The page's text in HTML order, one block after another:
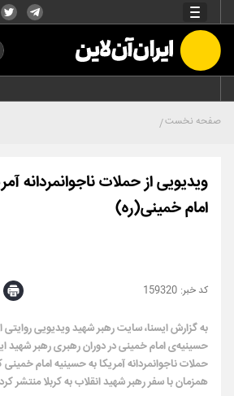
صفحه نخست
ویدیویی از حملات ناجوانمردانه
امام خمینی(ره)
159320
حسینیه‌ی امام خمینی در دوران رهبری رهبر شهید
حملات ناجوانمردانه آمریکا به حسینیه امام
همزمان با سفر رهبر شهید انقلاب به کربلا منتشر